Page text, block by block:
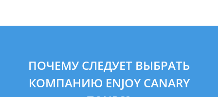
ПОЧЕМУ СЛЕДУЕТ ВЫБРАТЬ
КОМПАНИЮ ENJOY CANARY